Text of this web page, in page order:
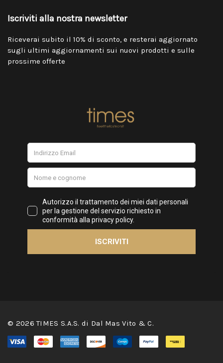
Iscriviti alla nostra newsletter
Riceverai subito il 10% di sconto, e resterai aggiornato
sugli ultimi aggiornamenti sui nuovi prodotti e sulle
prossime offerte
© 2026 TIMES S.A.S. di Dal Mas Vito & C.